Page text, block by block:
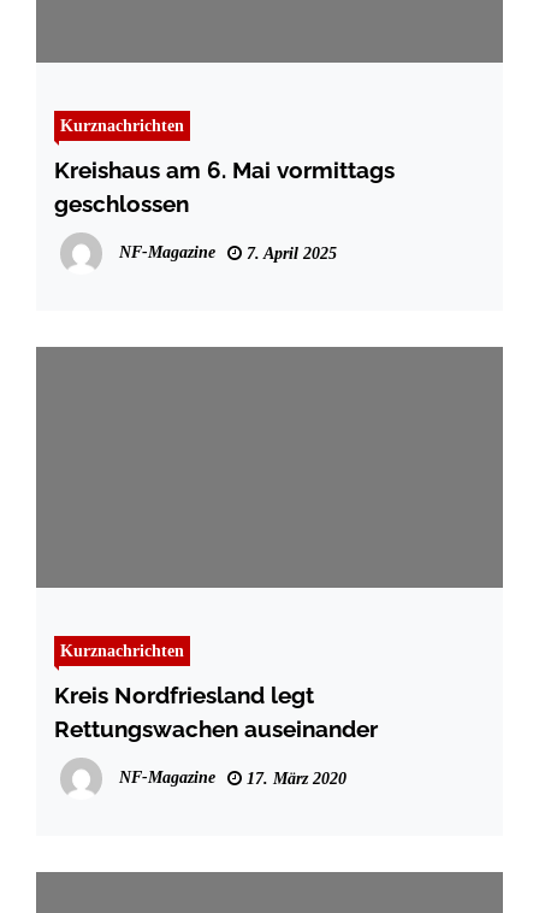
Kurznachrichten
Kreishaus am 6. Mai vormittags
geschlossen
NF-Magazine 7. April 2025
Kurznachrichten
Kreis Nordfriesland legt
Rettungswachen auseinander
NF-Magazine 17. März 2020